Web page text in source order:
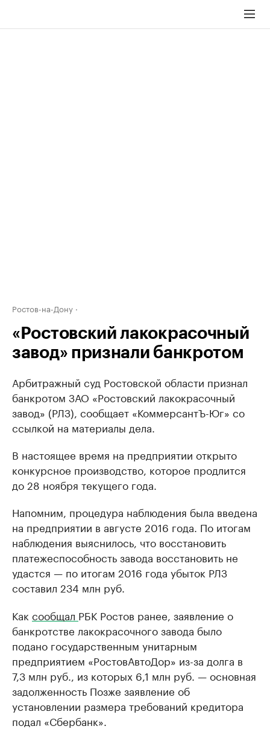
Ростов-на-Дону
«Ростовский лакокрасочный
завод» признали банкротом
Арбитражный суд Ростовской области признал
банкротом ЗАО «Ростовский лакокрасочный
завод» (РЛЗ), сообщает «КоммерсантЪ-Юг» со
ссылкой на материалы дела.
В настоящее время на предприятии открыто
конкурсное производство, которое продлится
до 28 ноября текущего года.
Напомним, процедура наблюдения была введена
на предприятии в августе 2016 года. По итогам
наблюдения выяснилось, что восстановить
платежеспособность завода восстановить не
удастся — по итогам 2016 года убыток РЛЗ
составил 234 млн руб.
Как сообщал РБК Ростов ранее, заявление о
банкротстве лакокрасочного завода было
подано государственным унитарным
предприятием «РостовАвтоДор» из-за долга в
7,3 млн руб., из которых 6,1 млн руб. — основная
задолженность Позже заявление об
установлении размера требований кредитора
подал «Сбербанк».